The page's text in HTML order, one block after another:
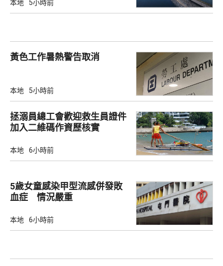
本地 5小時前
黃色工作暑熱警告取消
本地 5小時前
拯溺員總工會歡迎救生員證件
加入二維碼作資歷核實
本地 6小時前
5歲女童感染甲型流感併發敗
血症 情況嚴重
本地 6小時前